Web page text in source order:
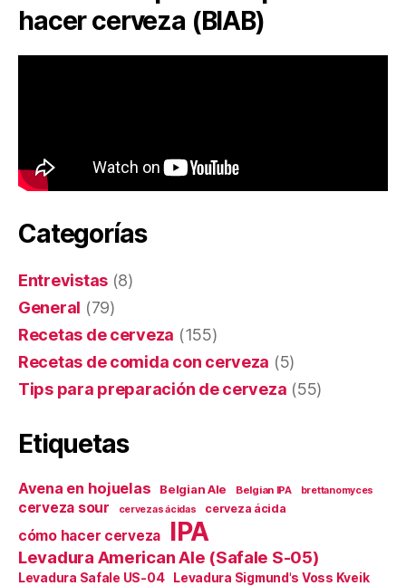
hacer cerveza (BIAB)
Categorías
Entrevistas (8)
General (79)
Recetas de cerveza (155)
Recetas de comida con cerveza (5)
Tips para preparación de cerveza (55)
Etiquetas
Avena en hojuelas Belgian Ale Belgian IPA brettanomyces
cerveza sour cervezas ácidas cerveza ácida
cómo hacer cerveza IPA
Levadura American Ale (Safale S-05)
Levadura Safale US-04 Levadura Sigmund's Voss Kveik